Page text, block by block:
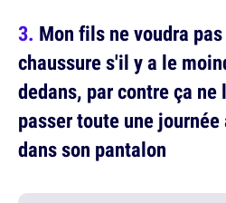
Mon fils ne voudra
chaussure s'il y a le
dedans, par contre ça ne
passer toute une
dans son pantalon